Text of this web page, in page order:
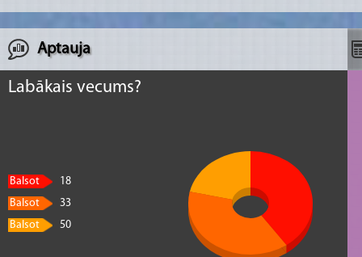
Aptauja
Labākais vecums?
Balsot
18
Balsot
33
Balsot
50